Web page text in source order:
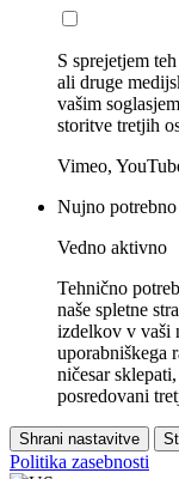
S sprejetjem
ali druge
vašim
storitve tretjih
Vimeo,
Nujno potrebno
Vedno aktivno
Tehnično
naše spletne
izdelkov v vaši
uporabniškega
ničesar
posredovani
Shrani nastavitve
Politika zasebnosti